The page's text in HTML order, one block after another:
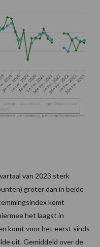
van 2023 sterk
groter dan in beide
komt
het laagst in
komt voor het eerst sinds
uit. Gemiddeld over de